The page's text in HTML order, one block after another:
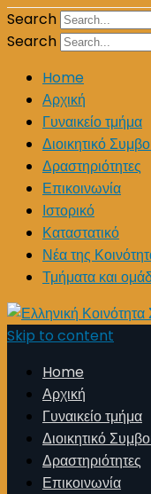
Search
Search
Home
Αρχική
Γυναικείο τμήμα
Διοικητικό
Δραστηριότητες
Επικοινωνία
Ιστορικό
Καταστατικό
Νέα της
Τμήματα και
Skip to content
Home
Αρχική
Γυναικείο τμήμα
Διοικητικό
Δραστηριότητες
Επικοινωνία